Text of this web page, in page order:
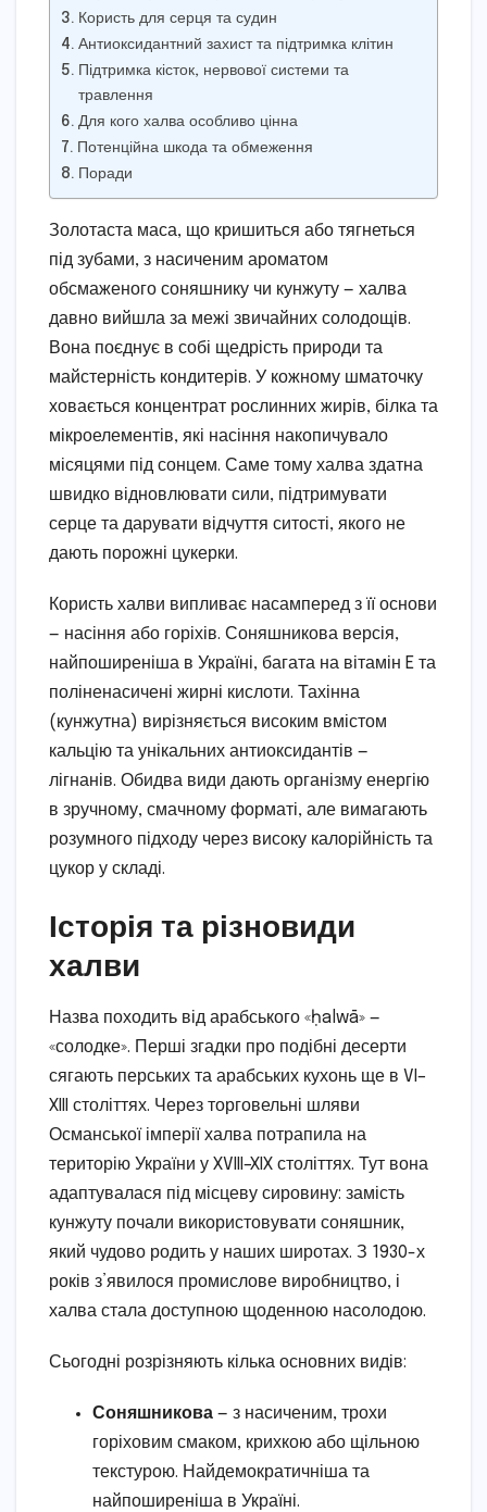
Користь для серця та судин
Антиоксидантний захист та підтримка клітин
Підтримка кісток, нервової системи та
травлення
Для кого халва особливо цінна
Потенційна шкода та обмеження
Поради
Золотаста маса, що кришиться або тягнеться
під зубами, з насиченим ароматом
обсмаженого соняшнику чи кунжуту — халва
давно вийшла за межі звичайних солодощів.
Вона поєднує в собі щедрість природи та
майстерність кондитерів. У кожному шматочку
ховається концентрат рослинних жирів, білка та
мікроелементів, які насіння накопичувало
місяцями під сонцем. Саме тому халва здатна
швидко відновлювати сили, підтримувати
серце та дарувати відчуття ситості, якого не
дають порожні цукерки.
Користь халви випливає насамперед з її основи
— насіння або горіхів. Соняшникова версія,
найпоширеніша в Україні, багата на вітамін E та
поліненасичені жирні кислоти. Тахінна
(кунжутна) вирізняється високим вмістом
кальцію та унікальних антиоксидантів —
лігнанів. Обидва види дають організму енергію
в зручному, смачному форматі, але вимагають
розумного підходу через високу калорійність та
цукор у складі.
Історія та різновиди
халви
Назва походить від арабського «ḥalwā» —
«солодке». Перші згадки про подібні десерти
сягають перських та арабських кухонь ще в VI–
XIII століттях. Через торговельні шляви
Османської імперії халва потрапила на
територію України у XVIII–XIX століттях. Тут вона
адаптувалася під місцеву сировину: замість
кунжуту почали використовувати соняшник,
який чудово родить у наших широтах. З 1930-х
років з’явилося промислове виробництво, і
халва стала доступною щоденною насолодою.
Сьогодні розрізняють кілька основних видів:
Соняшникова — з насиченим, трохи
горіховим смаком, крихкою або щільною
текстурою. Найдемократичніша та
найпоширеніша в Україні.